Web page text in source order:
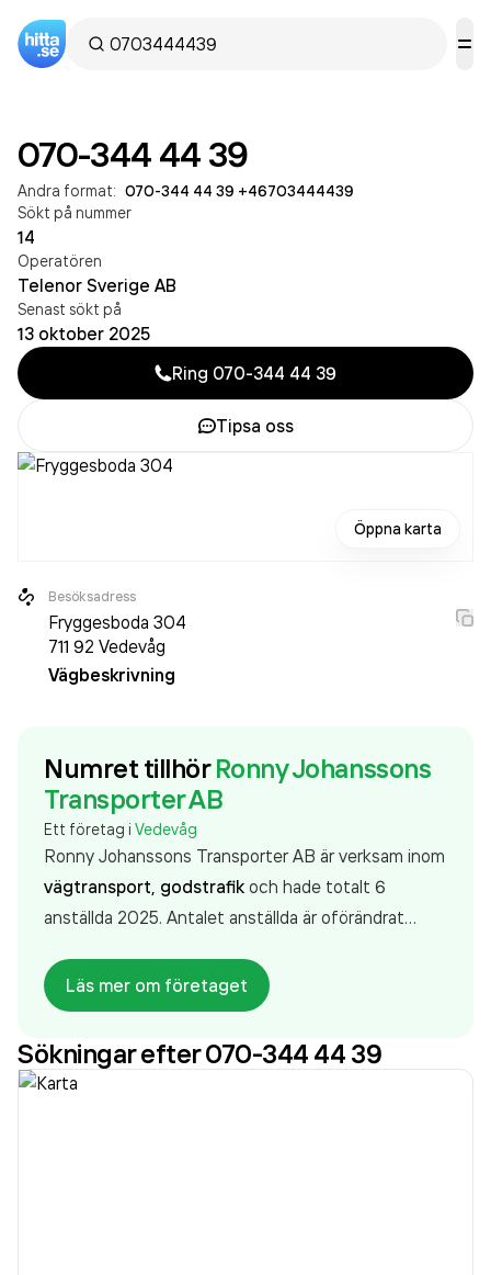
070-344 44 39
Andra format: 070-344 44 39 +46703444439
Sökt på nummer
14
Operatören
Telenor Sverige AB
Senast sökt på
13 oktober 2025
Ring 070-344 44 39
Tipsa oss
Öppna karta
Besöksadress
Fryggesboda 304
711 92 Vedevåg
Vägbeskrivning
Numret tillhör Ronny Johanssons
Transporter AB
Ett företag i Vedevåg
Ronny Johanssons Transporter AB är verksam inom
vägtransport, godstrafik och hade totalt 6
anställda 2025. Antalet anställda är oförändrat
varit aktivt sedan 1976. Ronny Johanssons
Transporter ABomsatte 15 592 000,00 kr
räkenskapsåret (2025).
Läs mer om företaget
Sökningar efter 070-344 44 39